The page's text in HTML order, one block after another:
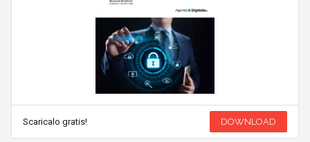
Scaricalo gratis! DOWNLOAD